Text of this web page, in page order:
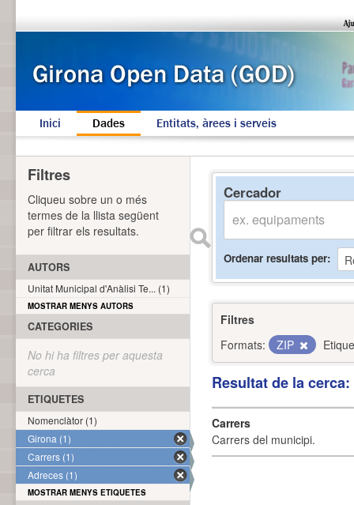
Inici Dades Entitats, àrees i serveis
Cercador
Ordenar resultats per
Filtres
Formats:
ZIP
Resultat de la
Carrers
Carrers del municipi.
Filtres
Cliqueu sobre un o més
termes de la llista següent
per filtrar els resultats.
AUTORS
Unitat Municipal d'Anàlisi Te... (1)
MOSTRAR MENYS AUTORS
CATEGORIES
No hi ha filtres per aquesta
cerca
ETIQUETES
Nomenclàtor (1)
Girona (1)
Carrers (1)
Adreces (1)
MOSTRAR MENYS ETIQUETES